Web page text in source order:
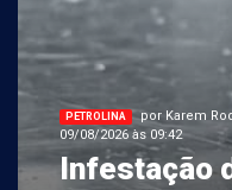
PETROLINA
por Karem
09/08/2026 às 09:42
Infestação